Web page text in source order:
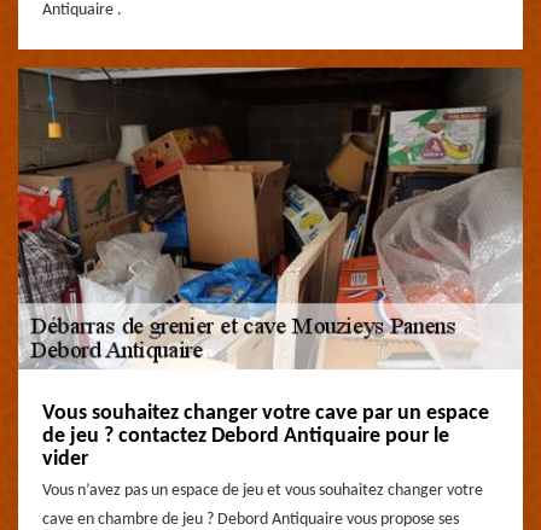
Antiquaire .
Vous souhaitez changer votre cave par un espace
de jeu ? contactez Debord Antiquaire pour le
vider
Vous n’avez pas un espace de jeu et vous souhaitez changer votre
cave en chambre de jeu ? Debord Antiquaire vous propose ses